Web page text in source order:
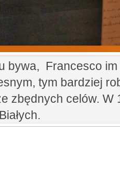
bywa, Francesco im
tym bardziej
zbędnych celów. W